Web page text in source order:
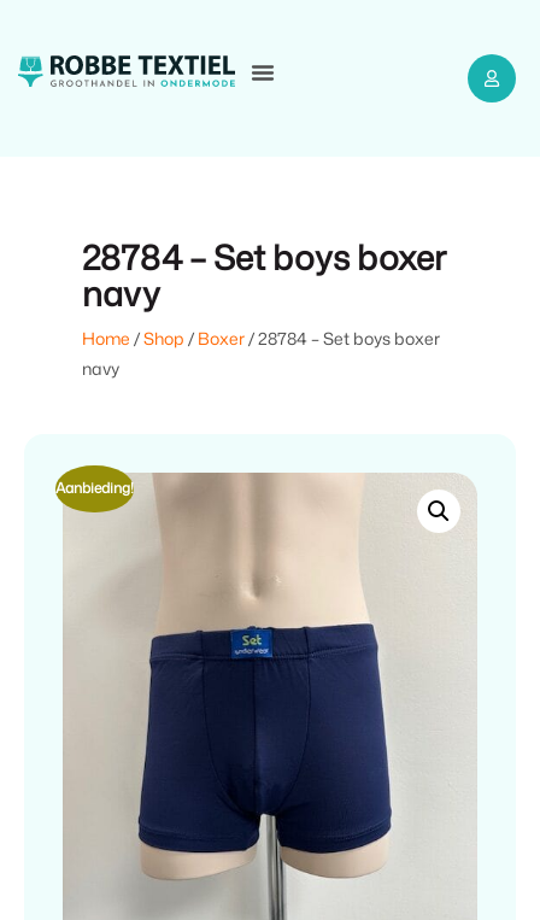
28784 – Set boys boxer
navy
Home /Shop / Boxer/ 28784 – Set boys boxer
navy
Aanbieding!